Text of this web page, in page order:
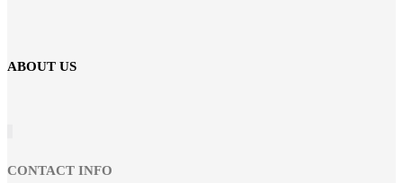
ABOUT US
CONTACT INFO